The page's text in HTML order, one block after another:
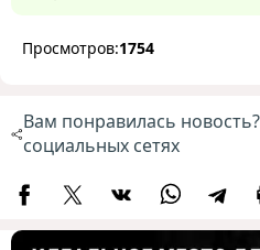
Просмотров:1754
Вам понравилась
социальных сетях